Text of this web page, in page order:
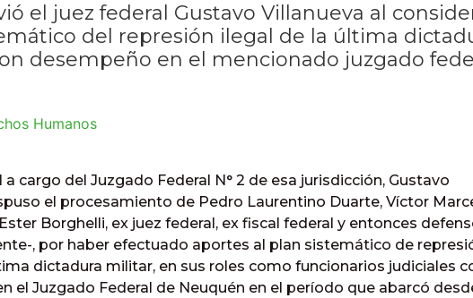
el juez federal Gustavo Villanueva al
del represión ilegal de la última
desempeño en el mencionado juzgado
Humanos
a cargo del Juzgado Federal N° 2 de esa jurisdicción, Gustavo
el procesamiento de Pedro Laurentino Duarte, Víctor
Borghelli, ex juez federal, ex fiscal federal y entonces
, por haber efectuado aportes al plan sistemático de
dictadura militar, en sus roles como funcionarios judiciales
el Juzgado Federal de Neuquén en el período que abarcó